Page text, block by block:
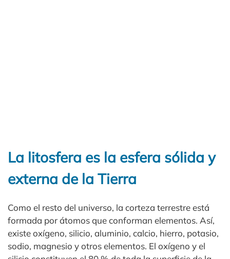
La litosfera es la esfera sólida y
externa de la Tierra
Como el resto del universo, la corteza terrestre está
formada por átomos que conforman elementos. Así,
existe oxígeno, silicio, aluminio, calcio, hierro, potasio,
sodio, magnesio y otros elementos. El oxígeno y el